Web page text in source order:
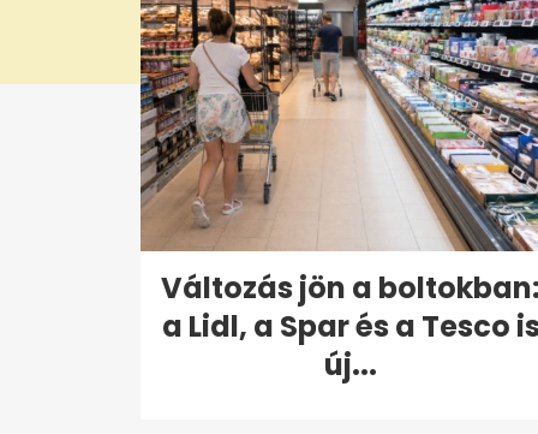
Változás jön a boltokban:
a Lidl, a Spar és a Tesco is
új...